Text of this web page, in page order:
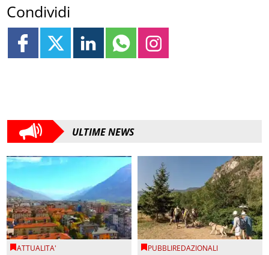
Condividi
ULTIME NEWS
ATTUALITA' PUBBLIREDAZIONALI